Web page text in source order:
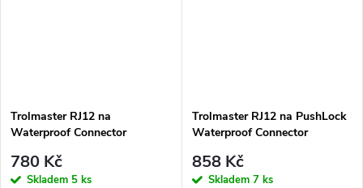
Trolmaster RJ12 na
Waterproof Connector
(ECS-3)
780 Kč
Skladem 5 ks
Trolmaster RJ12 na PushLock
Waterproof Connector
858 Kč
Skladem 7 ks